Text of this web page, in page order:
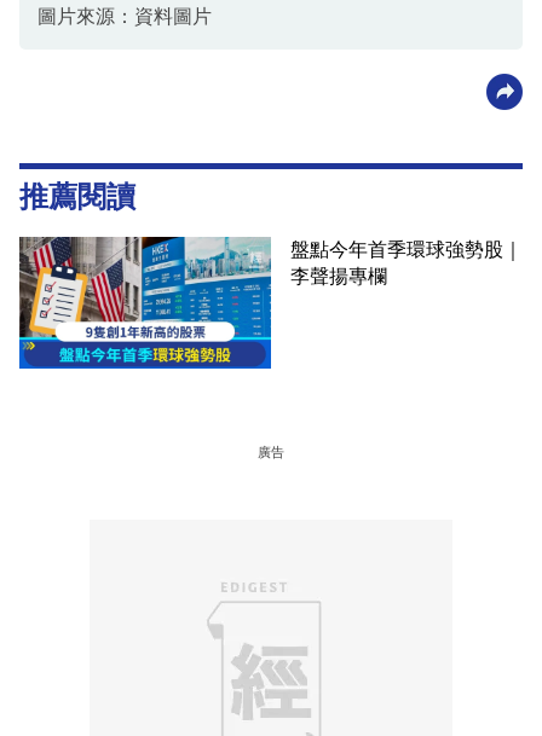
圖片來源：資料圖片
推薦閱讀
盤點今年首季環球強勢股｜
李聲揚專欄
廣告